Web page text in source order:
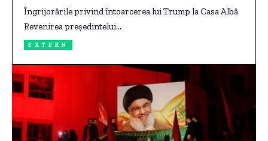
Îngrijorările privind întoarcerea lui Trump la Casa Albă
Revenirea preşedintelui…
EXTERN